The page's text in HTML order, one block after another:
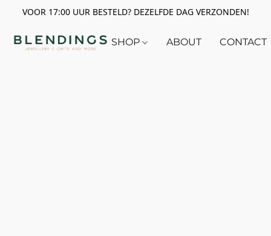
VOOR 17:00 UUR BESTELD? DEZELFDE DAG VERZONDEN!
SHOP ABOUT CONTACT